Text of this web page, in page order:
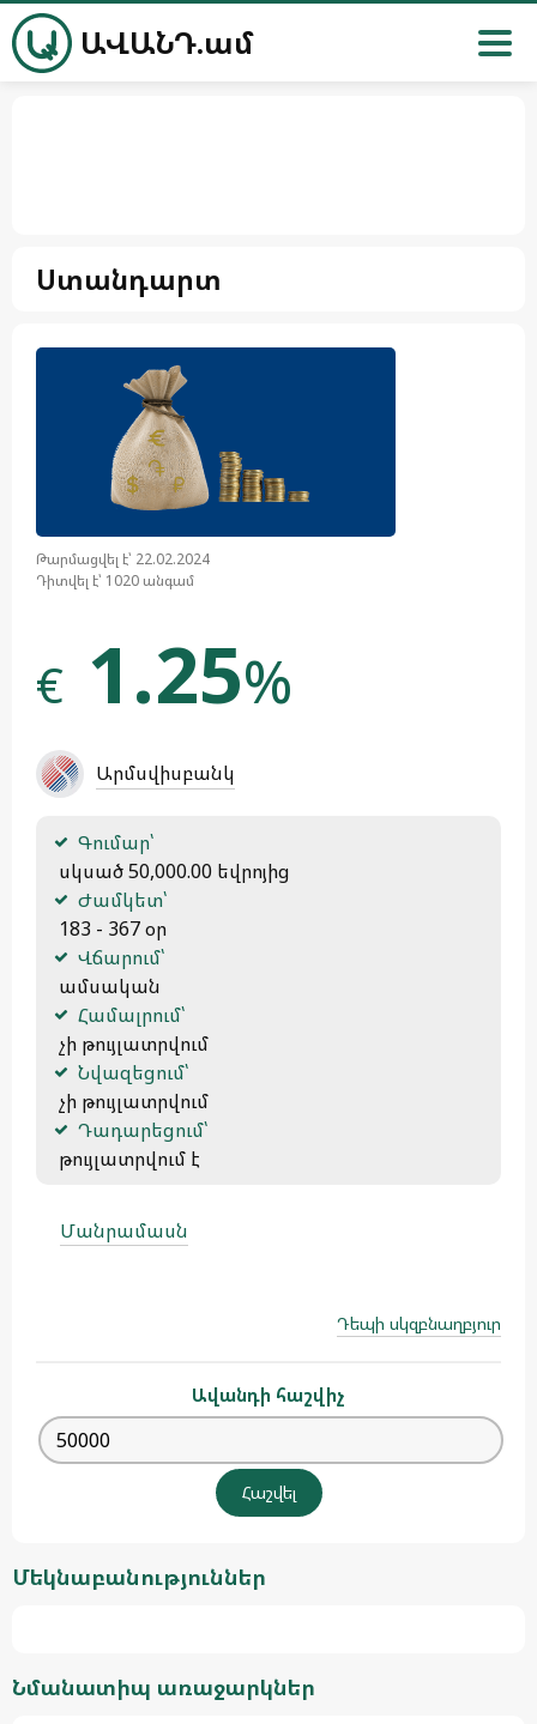
ԱՎԱՆԴ.ամ
Ստանդարտ
Թարմացվել է՝ 22.02.2024
Դիտվել է՝ 1020 անգամ
€ 1.25%
Արմսվիսբանկ
Գումար՝
սկսած 50,000.00 եվրոյից
Ժամկետ՝
183 - 367 օր
Վճարում՝
ամսական
Համալրում՝
չի թույլատրվում
Նվազեցում՝
չի թույլատրվում
Դադարեցում՝
թույլատրվում է
Մանրամասն
Դեպի սկզբնաղբյուր
Ավանդի հաշվիչ
Մեկնաբանություններ
Նմանատիպ առաջարկներ